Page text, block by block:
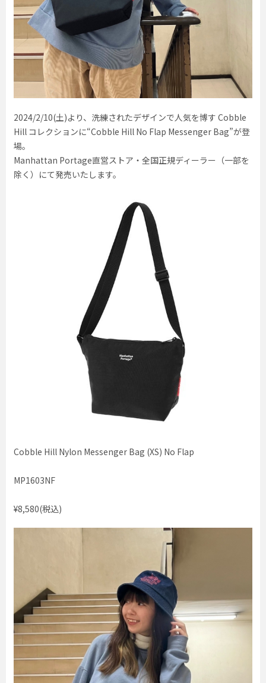
2024/2/10(土)より、洗練されたデザインで人気を博す Cobble
Hill コレクションに“Cobble Hill No Flap Messenger Bag”が登
場。
Manhattan Portage直営ストア・全国正規ディーラー（一部を
除く）にて発売いたします。
Cobble Hill Nylon Messenger Bag (XS) No Flap
MP1603NF
¥8,580(税込)